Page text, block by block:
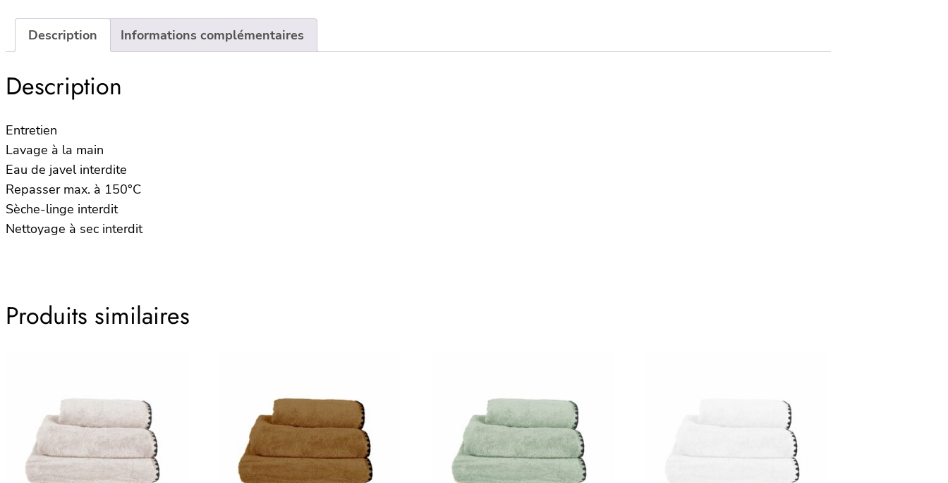
Description Informations complémentaires
Description
Entretien
Lavage à la main
Eau de javel interdite
Repasser max. à 150°C
Sèche-linge interdit
Nettoyage à sec interdit
Produits similaires